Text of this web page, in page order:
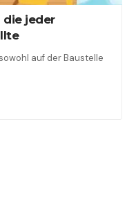
die jeder
auf der Baustelle